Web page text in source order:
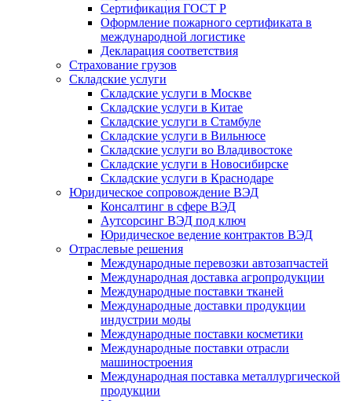
Сертификация ГОСТ Р
Оформление пожарного сертификата в
международной логистике
Декларация соответствия
Страхование грузов
Складские услуги
Складские услуги в Москве
Складские услуги в Китае
Складские услуги в Стамбуле
Складские услуги в Вильнюсе
Складские услуги во Владивостоке
Складские услуги в Новосибирске
Складские услуги в Краснодаре
Юридическое сопровождение ВЭД
Консалтинг в сфере ВЭД
Аутсорсинг ВЭД под ключ
Юридическое ведение контрактов ВЭД
Отраслевые решения
Международные перевозки автозапчастей
Международная доставка агропродукции
Международные поставки тканей
Международные доставки продукции
индустрии моды
Международные поставки косметики
Международные поставки отрасли
машиностроения
Международная поставка металлургической
продукции